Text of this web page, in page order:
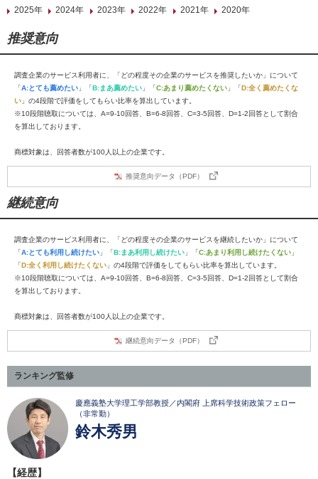
2025年 2024年 2023年 2022年 2021年 2020年
推奨意向
調査企業のサービス利用者に、「どの程度その企業のサービスを推奨したいか」について
「A:とても薦めたい 」「B:まあ薦めたい 」「C:あまり薦めたくない 」「D:全く薦めたくな
い 」の4段階で評価をしてもらい比率を算出しています。
※10段階聴取については、A=9-10回答、B=6-8回答、C=3-5回答、D=1-2回答として割合
を算出しております。
商標対象は、回答者数が100人以上の企業です。
推奨意向データ（PDF）
継続意向
調査企業のサービス利用者に、「どの程度その企業のサービスを継続したいか」について
「A:とても利用し続けたい 」「B:まあ利用し続けたい 」「C:あまり利用し続けたくない 」
「D:全く利用し続けたくない 」の4段階で評価をしてもらい比率を算出しています。
※10段階聴取については、A=9-10回答、B=6-8回答、C=3-5回答、D=1-2回答として割合
を算出しております。
商標対象は、回答者数が100人以上の企業です。
継続意向データ（PDF）
ランキング監修
慶應義塾大学理工学部教授／内閣府 上席科学技術政策フェロー
（非常勤）
鈴木秀男
【経歴】